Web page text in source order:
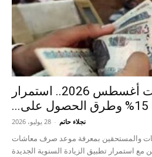
موعد صرف معاشات أغسطس 2026.. استمرار
نجلاء حاتم - 28 يوليو، 2026
والمستحقين بمعرفة موعد صرف معاشات
بالتزامن مع استمرار تطبيق الزيادة السنوية الجديدة